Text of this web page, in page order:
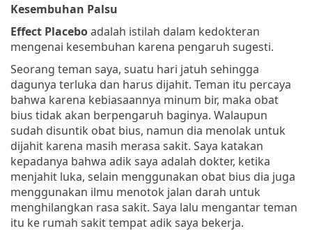
Kesembuhan Palsu
Effect Placeboadalah istilah dalam kedokteran
mengenai kesembuhan karena pengaruh sugesti.
Seorang teman saya, suatu hari jatuh sehingga
dagunya terluka dan harus dijahit. Teman itu percaya
bahwa karena kebiasaannya minum bir, maka obat
bius tidak akan berpengaruh baginya. Walaupun
sudah disuntik obat bius, namun dia menolak untuk
dijahit karena masih merasa sakit. Saya katakan
kepadanya bahwa adik saya adalah dokter, ketika
menjahit luka, selain menggunakan obat bius dia juga
menggunakan ilmu menotok jalan darah untuk
menghilangkan rasa sakit. Saya lalu mengantar teman
itu ke rumah sakit tempat adik saya bekerja.